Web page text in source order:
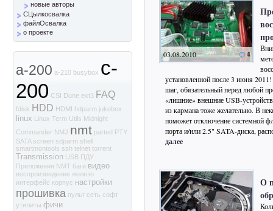
03.08.2010 4
установленной после 3 июня
шаг, обязательный перед любой
«лишние» внешние USB-
из кармана тоже желательно. В
поможет отключение системной
порта и/или 2.5" SATA-диска,
далее
О
новые авторы
СЦылкосвалка
файлОсвалка
о проекте
a-200 a-210 busybox c-
200 CSI Dune ext3 FAQ
fdisk HDD HDMI hdparm jukebox
linux Linux Term Utils Midnight
Commander NMJ nmt parted PTY
SATA screen sdparm shell
smartmontools ssh telnet torrent
Transmission USB ПДУ
Приложения NMT баги видео
воспроизведение железо
интерфейс корпус настройки
прошивка пульт сеть софт
утилиты фичи